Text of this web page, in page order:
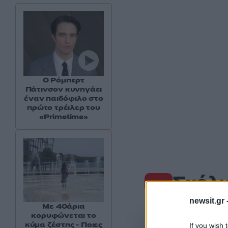
newsit.gr
If you wish
Ο Ρόμπερτ
Πάτινσον κυνηγάει
έναν παιδόφιλο στο
πρώτο τρέιλερ του
«Primetime»
Με 40άρια
κορυφώνεται το
κύμα ζέστης - Ποιες